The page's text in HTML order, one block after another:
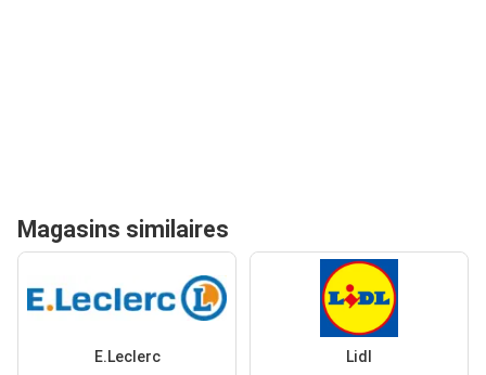
Magasins similaires
E.Leclerc Lidl